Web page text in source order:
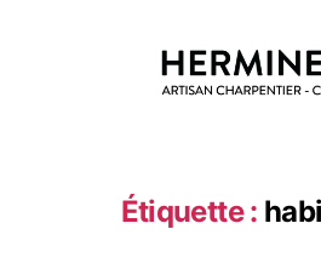
Étiquette :